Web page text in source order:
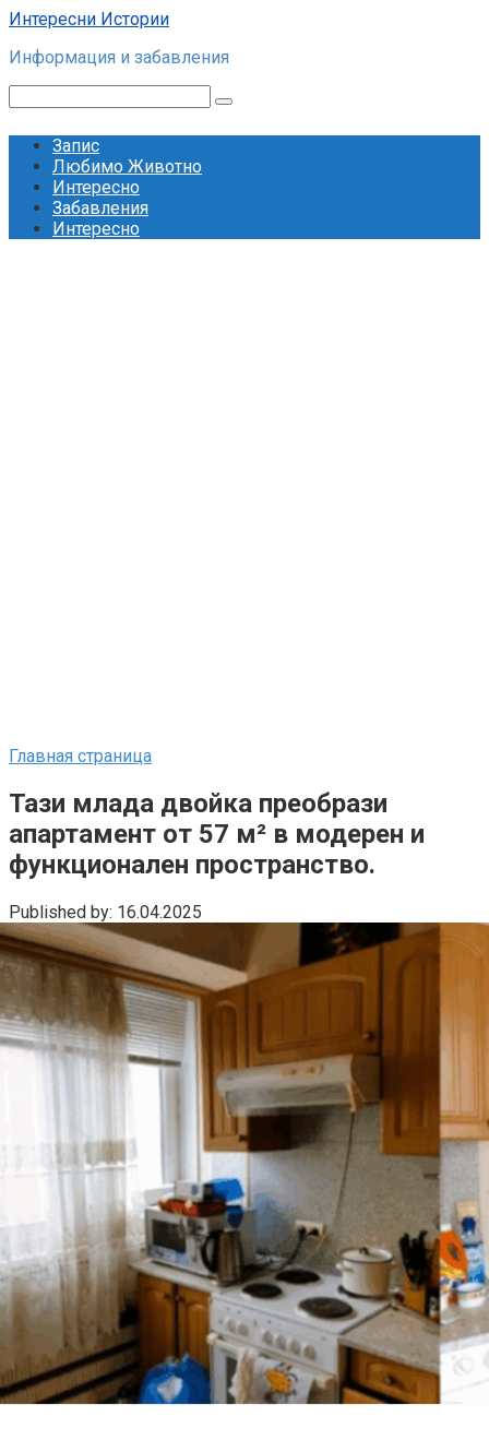
Skip
content
Интересни Истории
Информация и забавления
Запис
Любимо Животно
Интересно
Забавления
Интересно
Главная страница
Тази млада двойка преобрази
апартамент от 57 м² в модерен и
функционален пространство.
Published by: 16.04.2025